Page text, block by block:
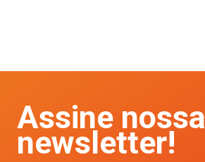
Assine nossa
newsletter!